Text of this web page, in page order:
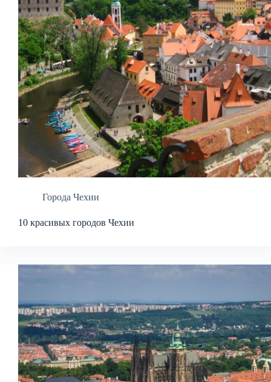
Города Чехии
10 красивых городов Чехии